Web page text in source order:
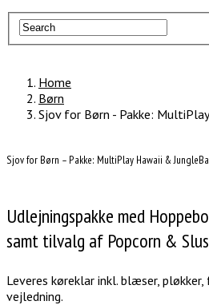
Home
Børn
Sjov for Børn - Pakke:
Sjov for Børn – Pakke: MultiPlay Hawaii &
Udlejningspakke med
samt tilvalg af Popcorn &
Leveres køreklar inkl. blæser,
vejledning.